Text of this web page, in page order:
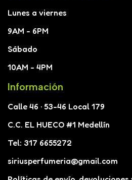
Lunes a viernes
9AM - 6PM
Sábado
10AM - 4PM
Información
Calle 46 · 53-46 Local 179
C.C. EL HUECO #1 Medellín
Tel: 317 6655272
siriusperfumeria@gmail.com